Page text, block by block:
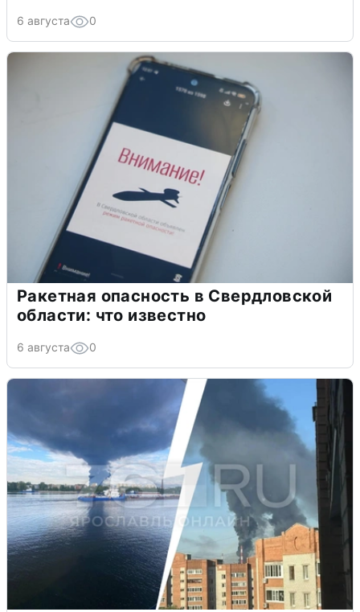
6 августа 0
Ракетная опасность в Свердловской
области: что известно
6 августа 0